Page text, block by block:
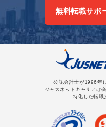
無料転職サポ
公認会計士が1996年
ジャスネットキャリアは
特化した転職